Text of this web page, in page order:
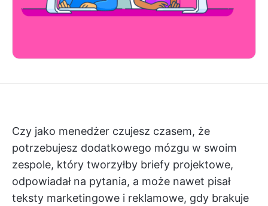
Czy jako menedżer czujesz czasem, że
potrzebujesz dodatkowego mózgu w swoim
zespole, który tworzyłby briefy projektowe,
odpowiadał na pytania, a może nawet pisał
teksty marketingowe i reklamowe, gdy brakuje